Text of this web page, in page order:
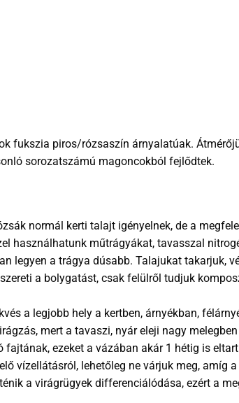
fukszia piros/rózsaszín árnyalatúak.
sorozatszámú magoncokból fejlődtek.
normál kerti talajt igényelnek, de a
használhatunk műtrágyákat, tavasszal
legyen a trágya dúsabb. Talajukat takarjuk,
a bolygatást, csak felülről tudjuk
a legjobb hely a kertben, árnyékban,
mert a tavaszi, nyár eleji nagy
ezeket a vázában akár 1 hétig is
vízellátásról, lehetőleg ne várjuk meg, amíg
a virágrügyek differenciálódása, ezért a